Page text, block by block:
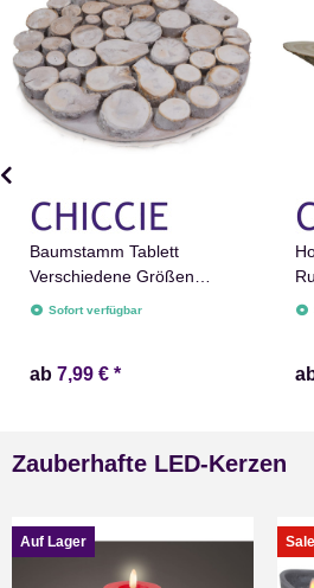
Baumstamm Tablett
Verschiedene Größen
Unterlage Baumstamm
Sofort verfügbar
ab 7,99 € *
Zauberhafte LED-Kerzen
Auf Lager